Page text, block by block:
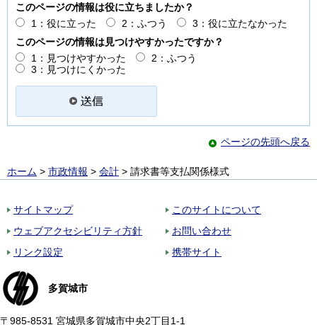
このページの情報は役に立ちましたか？
1：役に立った
2：ふつう
3：役に立たなかった
このページの情報は見つけやすかったですか？
1：見つけやすかった
2：ふつう
3：見つけにくかった
ページの先頭へ戻る
ホーム > 市政情報 > 会計 > 請求書等支払関係様式
サイトマップ
このサイトについて
ウェブアクセシビリティ方針
お問い合わせ
リンク設定
携帯サイト
多賀城市
〒985-8531 宮城県多賀城市中央2丁目1-1